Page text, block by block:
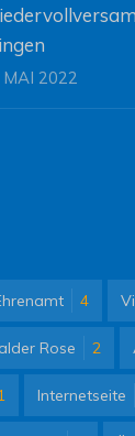
MAI 2022
4
Rose 2
Internetseite